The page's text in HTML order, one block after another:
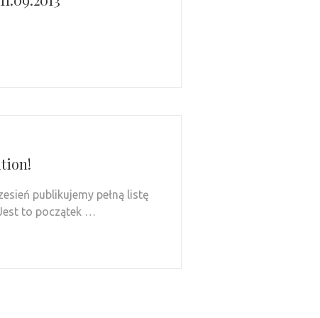
publikujemy pełną listę
to początek …